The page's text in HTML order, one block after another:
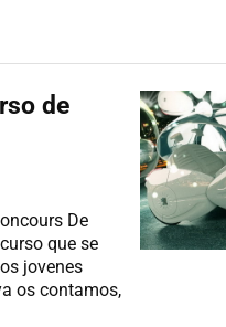
de
De
que se
jovenes
os contamos,